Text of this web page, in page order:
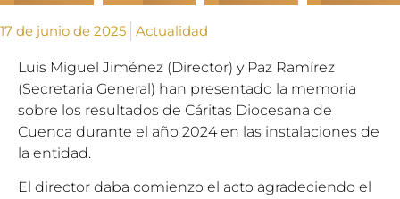
17 de junio de 2025 Actualidad
Luis Miguel Jiménez (Director) y Paz Ramírez
(Secretaria General) han presentado la memoria
sobre los resultados de Cáritas Diocesana de
Cuenca durante el año 2024 en las instalaciones de
la entidad.
El director daba comienzo el acto agradeciendo el